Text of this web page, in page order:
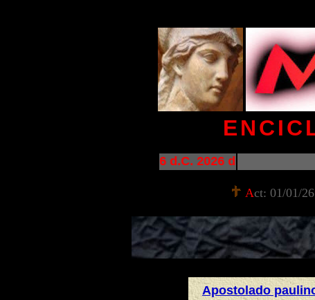
2026 d.C. 2026 d.C. 2026
Act: 01/01/26
.
Apostolado